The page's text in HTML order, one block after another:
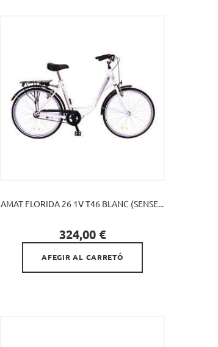
AMAT FLORIDA 26 1V T46 BLANC (SENSE...
Preu
324,00 €

AFEGIR AL CARRETÓ